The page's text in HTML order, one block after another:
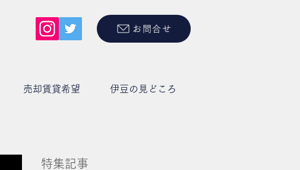
お問合せ
売却賃貸希望 伊豆の見どころ
特集記事